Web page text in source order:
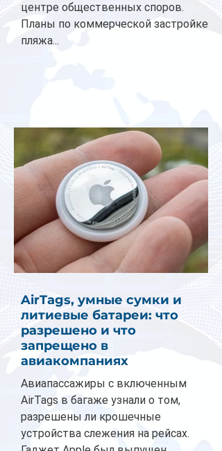
центре общественных споров.
Планы по коммерческой застройке
пляжа...
AirTags, умные сумки и
литиевые батареи: что
разрешено и что
запрещено в
авиакомпаниях
Авиапассажиры с включенным
AirTags в багаже узнали о том,
разрешены ли крошечные
устройства слежения на рейсах.